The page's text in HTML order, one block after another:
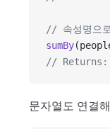
// 속성명으
sumBy
// Returns:
문자열도 연결